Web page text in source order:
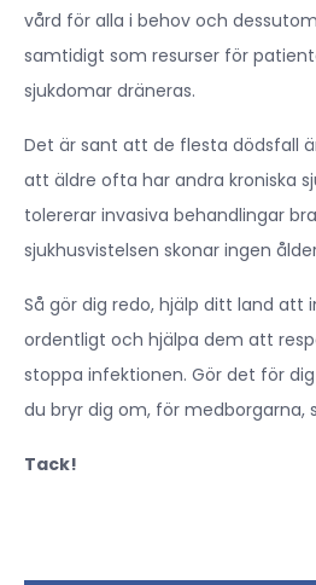
vård för alla i behov och
samtidigt som resurser för
sjukdomar dräneras.
Det är sant att de flesta dödsfall
att äldre ofta har andra kroniska
tolererar invasiva behandlingar
sjukhusvistelsen skonar ingen
Så gör dig redo, hjälp ditt land att
ordentligt och hjälpa dem att
stoppa infektionen. Gör det för
du bryr dig om, för medborgarna,
Tack!